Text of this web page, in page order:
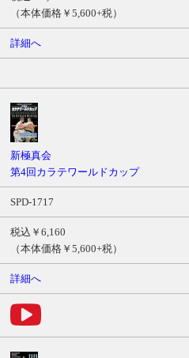
（本体価格￥5,600+税）
詳細へ
新極真会
第4回カラテワールドカップ
SPD-1717
税込￥6,160
（本体価格￥5,600+税）
詳細へ